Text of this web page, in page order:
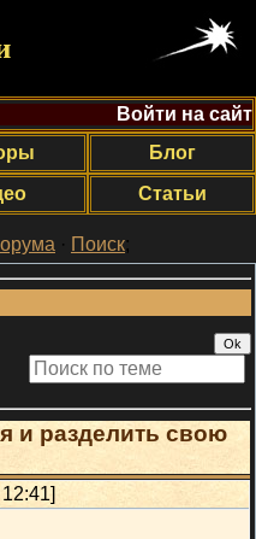
Войти на сайт
Блог
Статьи
· Поиск;
и разделить свою